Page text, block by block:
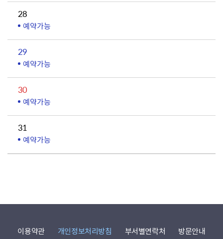
28
예약가능
29
예약가능
30
예약가능
31
예약가능
이용약관 개인정보처리방침 부서별연락처
방문안내